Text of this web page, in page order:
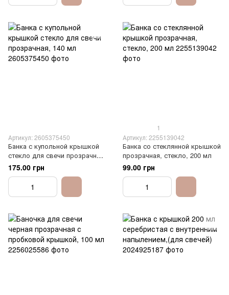
Артикул: 2605375450
Банка с купольной крышкой
стекло для свечи прозрачная,
140 мл
175.00 грн
1
Артикул: 2255139042
Банка со стеклянной крышкой
прозрачная, стекло, 200 мл
99.00 грн